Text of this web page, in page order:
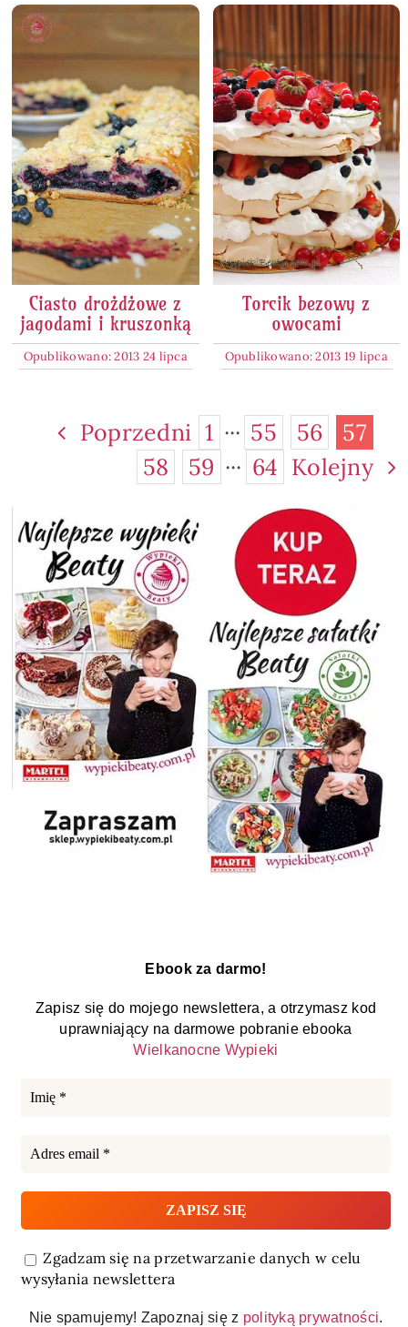
Ebook za darmo!
Zapisz się do mojego newslettera, a otrzymasz kod
uprawniający na darmowe pobranie ebooka
Wielkanocne Wypieki
Zgadzam się na przetwarzanie danych w celu
wysyłania newslettera
Nie spamujemy! Zapoznaj się z polityką prywatności.
Ciasto drożdżowe z
jagodami i kruszonką
Opublikowano: 2013 24 lipca
Torcik bezowy z
owocami
Opublikowano: 2013 19 lipca
Poprzedni 1 ··· 55 56
57
58
59 ··· 64 Kolejny